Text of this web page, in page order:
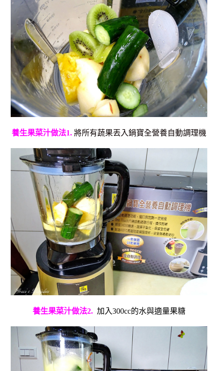
養生果菜汁做法1. 將所有蔬果丟入鍋寶全營養自動調理機
養生果菜汁做法2. 加入300cc的水與適量果糖